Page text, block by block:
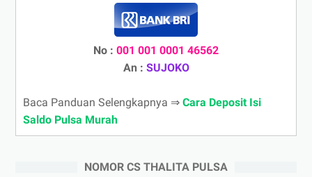
No : 001 001 0001 46562
An : SUJOKO
Baca Panduan Selengkapnya ⇒ Cara Deposit Isi
Saldo Pulsa Murah
NOMOR CS THALITA PULSA